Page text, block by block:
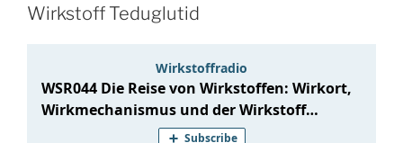
Wirkstoff Teduglutid